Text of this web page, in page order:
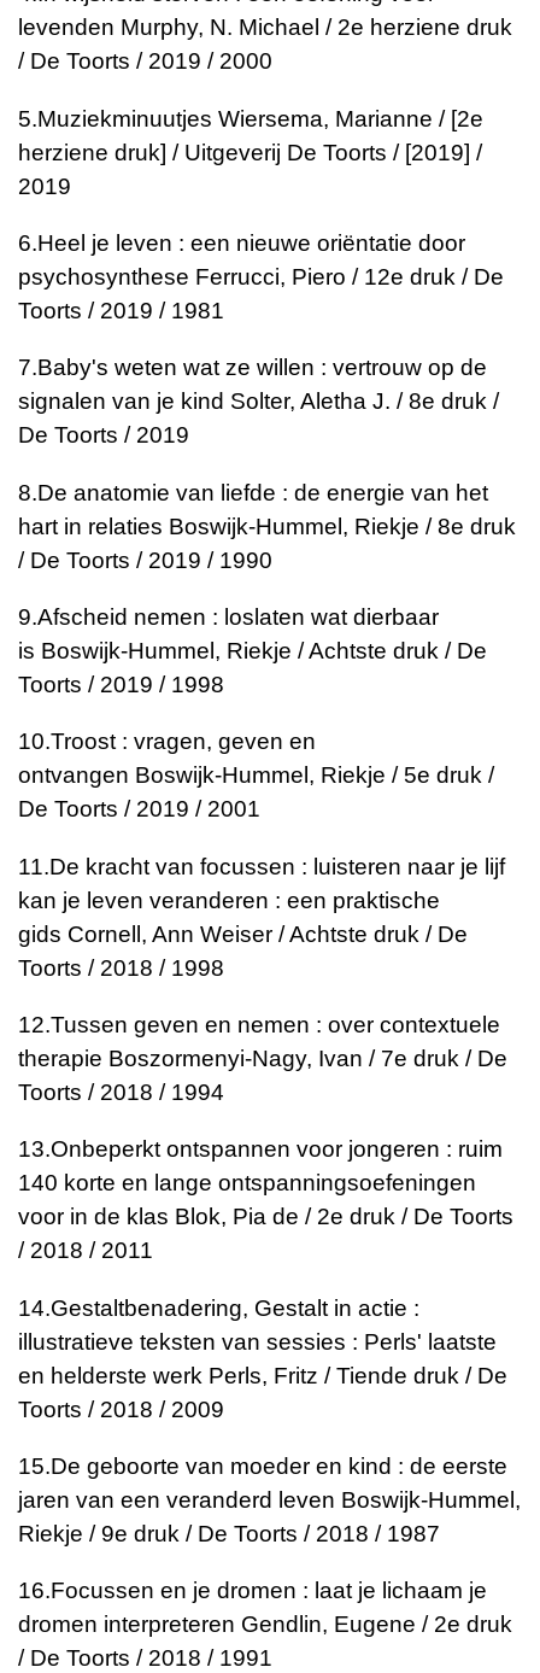
levenden Murphy, N. Michael / 2e herziene druk
/ De Toorts / 2019 / 2000
5.Muziekminuutjes Wiersema, Marianne / [2e
herziene druk] / Uitgeverij De Toorts / [2019] /
2019
6.Heel je leven : een nieuwe oriëntatie door
psychosynthese Ferrucci, Piero / 12e druk / De
Toorts / 2019 / 1981
7.Baby's weten wat ze willen : vertrouw op de
signalen van je kind Solter, Aletha J. / 8e druk /
De Toorts / 2019
8.De anatomie van liefde : de energie van het
hart in relaties Boswijk-Hummel, Riekje / 8e druk
/ De Toorts / 2019 / 1990
9.Afscheid nemen : loslaten wat dierbaar
is Boswijk-Hummel, Riekje / Achtste druk / De
Toorts / 2019 / 1998
10.Troost : vragen, geven en
ontvangen Boswijk-Hummel, Riekje / 5e druk /
De Toorts / 2019 / 2001
11.De kracht van focussen : luisteren naar je lijf
kan je leven veranderen : een praktische
gids Cornell, Ann Weiser / Achtste druk / De
Toorts / 2018 / 1998
12.Tussen geven en nemen : over contextuele
therapie Boszormenyi-Nagy, Ivan / 7e druk / De
Toorts / 2018 / 1994
13.Onbeperkt ontspannen voor jongeren : ruim
140 korte en lange ontspanningsoefeningen
voor in de klas Blok, Pia de / 2e druk / De Toorts
/ 2018 / 2011
14.Gestaltbenadering, Gestalt in actie :
illustratieve teksten van sessies : Perls' laatste
en helderste werk Perls, Fritz / Tiende druk / De
Toorts / 2018 / 2009
15.De geboorte van moeder en kind : de eerste
jaren van een veranderd leven Boswijk-Hummel,
Riekje / 9e druk / De Toorts / 2018 / 1987
16.Focussen en je dromen : laat je lichaam je
dromen interpreteren Gendlin, Eugene / 2e druk
/ De Toorts / 2018 / 1991